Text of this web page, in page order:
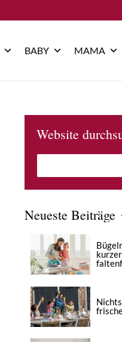
BABY MAMA
Website
Neueste Beiträge